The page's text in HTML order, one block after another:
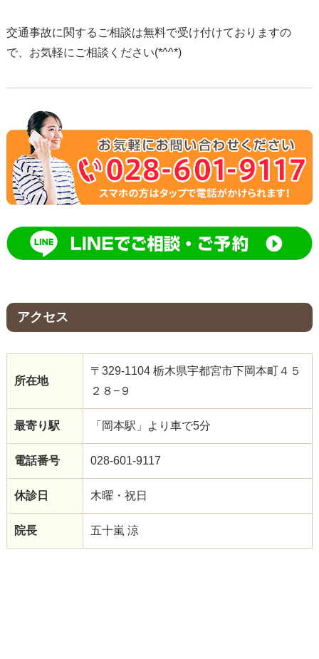
交通事故に関するご相談は無料で受け付けておりますの
で、お気軽にご相談ください(*^^*)
アクセス
所在地
〒329-1104 栃木県宇都宮市下岡本町４５
２８−９
最寄り駅 「岡本駅」より車で5分
電話番号 028-601-9117
休診日 木曜・祝日
院長 五十嵐 涼